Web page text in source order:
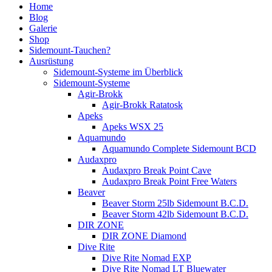
Home
Blog
Galerie
Shop
Sidemount-Tauchen?
Ausrüstung
Sidemount-Systeme im Überblick
Sidemount-Systeme
Agir-Brokk
Agir-Brokk Ratatosk
Apeks
Apeks WSX 25
Aquamundo
Aquamundo Complete Sidemount BCD
Audaxpro
Audaxpro Break Point Cave
Audaxpro Break Point Free Waters
Beaver
Beaver Storm 25lb Sidemount B.C.D.
Beaver Storm 42lb Sidemount B.C.D.
DIR ZONE
DIR ZONE Diamond
Dive Rite
Dive Rite Nomad EXP
Dive Rite Nomad LT Bluewater